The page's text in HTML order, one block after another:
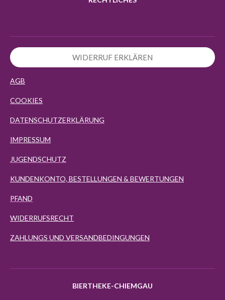
WIDERRUF ERKLÄREN
AGB
COOKIES
DATENSCHUTZERKLÄRUNG
IMPRESSUM
JUGENDSCHUTZ
KUNDENKONTO, BESTELLUNGEN & BEWERTUNGEN
PFAND
WIDERRUFSRECHT
ZAHLUNGS UND VERSANDBEDINGUNGEN
BIERTHEKE-CHIEMGAU